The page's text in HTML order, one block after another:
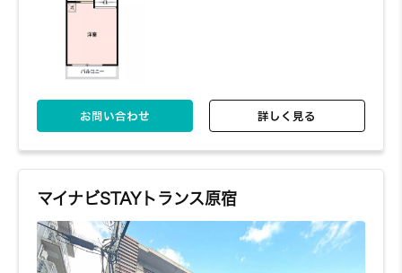
お問い合わせ 詳しく見る
マイナビSTAYトランス原宿